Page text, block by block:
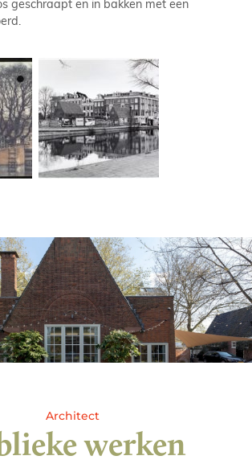
geschraapt en in bakken met een
Architect
werken